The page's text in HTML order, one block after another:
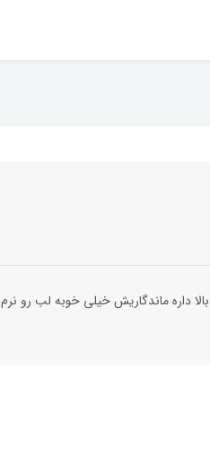
داره ماندگاریش خیلی خوبه لب رو نرم